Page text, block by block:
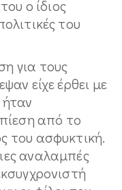
ο ίδιος
του
για τους
είχε έρθει με
από το
του ασφυκτική.
αναλαμπές